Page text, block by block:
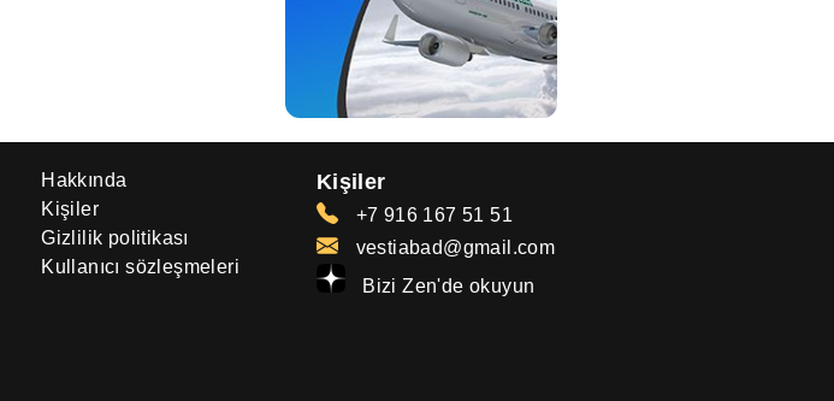
Hakkında
Kişiler
Gizlilik politikası
Kullanıcı sözleşmeleri
Kişiler
+7 916 167 51 51
vestiabad@gmail.com
Bizi Zen'de okuyun